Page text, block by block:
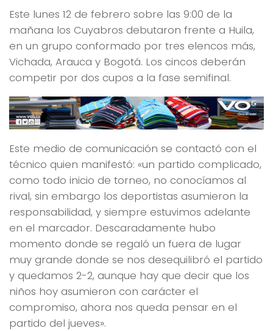
Este lunes 12 de febrero sobre las 9:00 de la
mañana los Cuyabros debutaron frente a Huila,
en un grupo conformado por tres elencos más,
Vichada, Arauca y Bogotá. Los cincos deberán
competir por dos cupos a la fase semifinal.
Este medio de comunicación se contactó con el
técnico quien manifestó: «un partido complicado,
como todo inicio de torneo, no conocíamos al
rival, sin embargo los deportistas asumieron la
responsabilidad, y siempre estuvimos adelante
en el marcador. Descaradamente hubo
momento donde se regaló un fuera de lugar
muy grande donde se nos desequilibró el partido
y quedamos 2-2, aunque hay que decir que los
niños hoy asumieron con carácter el
compromiso, ahora nos queda pensar en el
partido del jueves».